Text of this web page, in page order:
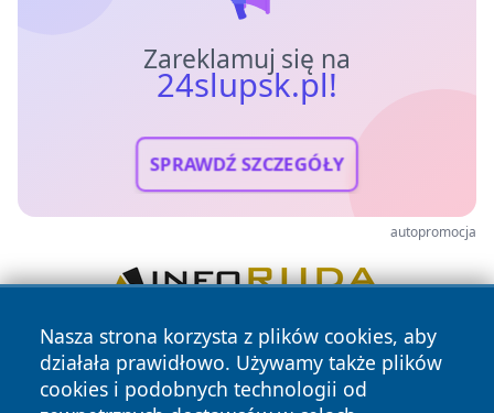
Zareklamuj się na
24slupsk.pl!
SPRAWDŹ SZCZEGÓŁY
autopromocja
Nasza strona korzysta z plików cookies, aby
działała prawidłowo. Używamy także plików
cookies i podobnych technologii od